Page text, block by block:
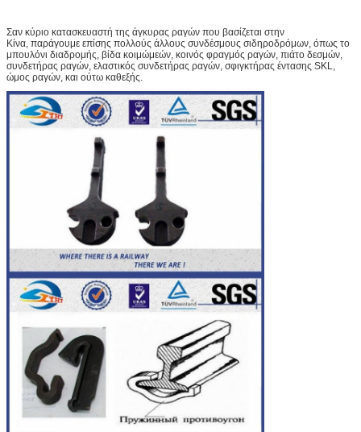
Σαν κύριο κατασκευαστή της άγκυρας ραγών που βασίζεται στην
Κίνα, παράγουμε επίσης πολλούς άλλους συνδέσμους σιδηροδρόμων, όπως το
μπουλόνι διαδρομής, βίδα κοιμώμεών, κοινός φραγμός ραγών, πιάτο δεσμών,
συνδετήρας ραγών, ελαστικός συνδετήρας ραγών, σφιγκτήρας έντασης SKL,
ώμος ραγών, και ούτω καθεξής.